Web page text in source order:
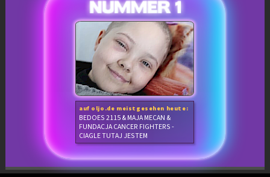
auf oljo.de meistgesehen heute:
BEDOES 2115 & MAJA MECAN &
FUNDACJA CANCER FIGHTERS -
CIAGLE TUTAJ JESTEM